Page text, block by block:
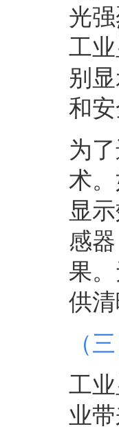
光
工
别
和安
为
术
显
感
果
供
（
工
业